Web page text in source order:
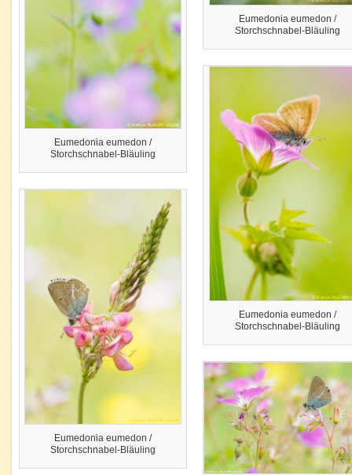
Eumedonia eumedon /
Storchschnabel-Bläuling
Eumedonia eumedon /
Storchschnabel-Bläuling
Eumedonia eumedon /
Storchschnabel-Bläuling
Eumedonia eumedon /
Storchschnabel-Bläuling